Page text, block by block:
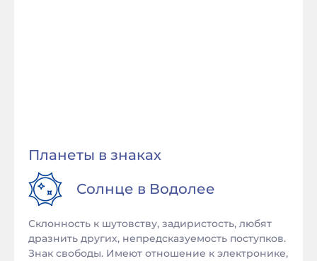
Планеты в знаках
Солнце в Водолее
Склонность к шутовству, задиристость, любят
дразнить других, непредсказуемость поступков.
Знак свободы. Имеют отношение к электронике,